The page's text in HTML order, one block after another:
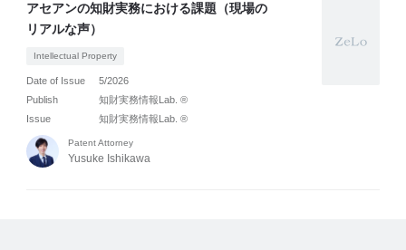
アセアンの知財実務における課題（現場の
リアルな声）
Intellectual Property
Date of Issue
5/2026
Publish
知財実務情報Lab. ®
Issue
知財実務情報Lab. ®
Patent Attorney
Yusuke Ishikawa